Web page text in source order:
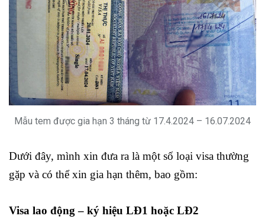
Mẫu tem được gia hạn 3 tháng từ 17.4.2024 – 16.07.2024
Dưới đây, mình xin đưa ra là một số loại visa thường
gặp và có thể xin gia hạn thêm, bao gồm:
Visa lao động – ký hiệu LĐ1 hoặc LĐ2